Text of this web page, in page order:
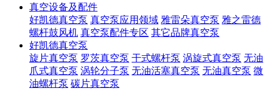
真空设备及配件
好凯德真空泵 真空泵应用领域 雅雷朵真空泵 雅之雷德
螺杆鼓风机 真空泵配件专区 其它品牌真空泵
好凯德真空泵
旋片真空泵 罗茨真空泵 干式螺杆泵 涡旋式真空泵 无油
爪式真空泵 涡轮分子泵 无油活塞真空泵 无油真空泵 微
油螺杆泵 碳片真空泵